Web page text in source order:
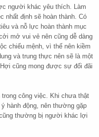
người khác yêu thích. Làm
nhất định sẽ hoàn thành. Có
và nỗ lực hoàn thành mục
mở vui vẻ nên cũng dễ dàng
chiếu mệnh, vì thế nên kiềm
và trung thực nên sẽ là một
cũng mong được sự đối đãi
công việc. Khi chưa thật
hành động, nên thường gặp
thường bị người khác lợi